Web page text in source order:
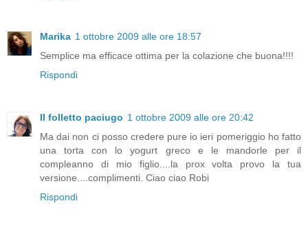
Marika 1 ottobre 2009 alle ore 18:57
Semplice ma efficace ottima per la colazione che buona!!!!
Rispondi
Il folletto paciugo 1 ottobre 2009 alle ore 20:42
Ma dai non ci posso credere pure io ieri pomeriggio ho fatto
una torta con lo yogurt greco e le mandorle per il
compleanno di mio figlio....la prox volta provo la tua
versione....complimenti. Ciao ciao Robi
Rispondi